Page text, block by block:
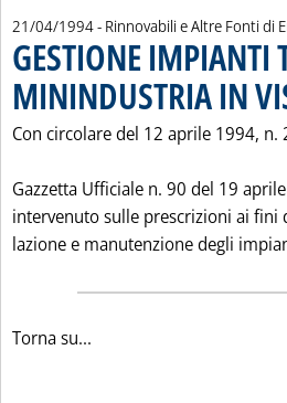
21/04/1994- Rinnovabili e Altre Fonti di
GESTIONE IMPIANTI
MININDUSTRIA IN
Con circolare del 12 aprile 1994,
Gazzetta Ufficiale n. 90 del 19
intervenuto sulle prescrizioni ai fini
lazione e manutenzione degli
Torna su...